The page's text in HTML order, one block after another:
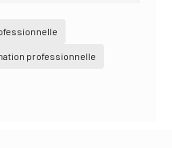
professionnelle